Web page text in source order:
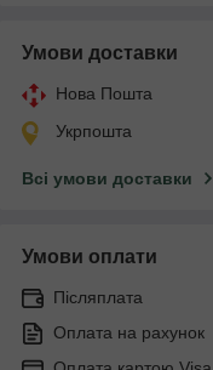
Умови доставки
Нова Пошта
Укрпошта
Всі умови доставки
Умови оплати
Післяплата
Оплата на рахунок